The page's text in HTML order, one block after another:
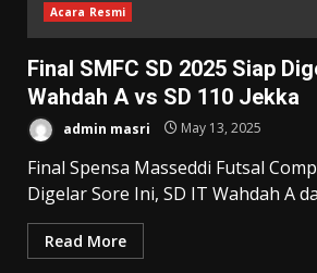
Acara Resmi
Final SMFC SD 2025 Siap
Wahdah A vs SD 110 Jekka
admin masri May 13, 2025
Final Spensa Masseddi Futsal
Digelar Sore Ini, SD IT Wahdah A
Read More